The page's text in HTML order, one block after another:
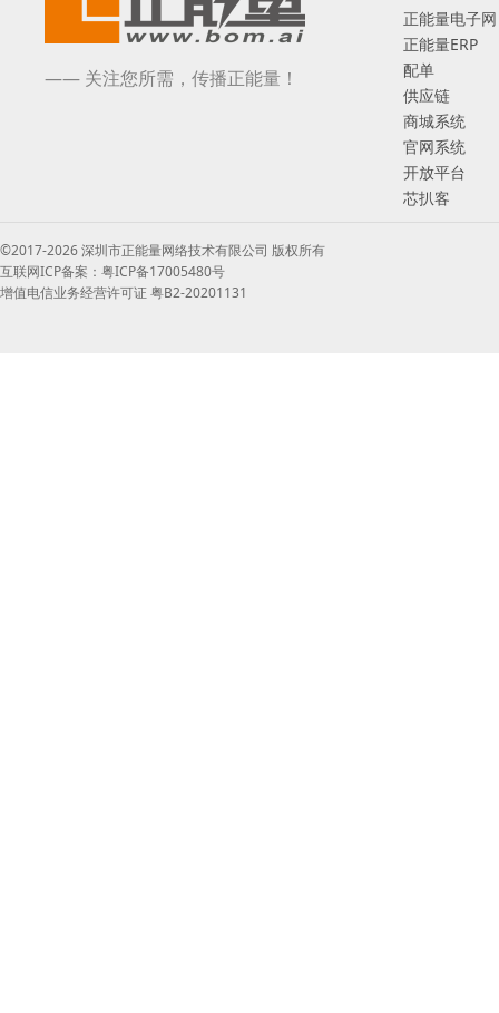
—— 关注您所需，传播正能量！
正能量电子网
正能量ERP
配单
供应链
商城系统
官网系统
开放平台
芯扒客
©2017-2026 深圳市正能量网络技术有限公司 版权所有
互联网ICP备案：粤ICP备17005480号
增值电信业务经营许可证 粤B2-20201131